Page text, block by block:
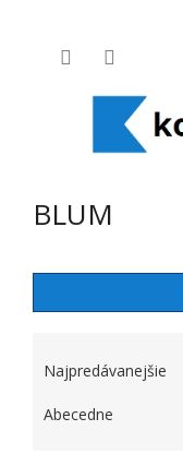
BLUM
Najpredávanejšie
Abecedne